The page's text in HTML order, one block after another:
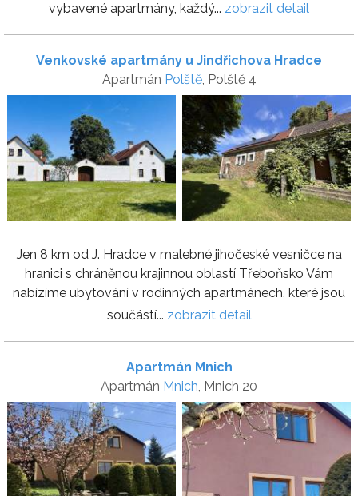
vybavené apartmány, každý... zobrazit detail
Venkovské apartmány u Jindřichova Hradce
Apartmán Polště, Polště 4
Jen 8 km od J. Hradce v malebné jihočeské vesničce na
hranici s chráněnou krajinnou oblastí Třeboňsko Vám
nabízíme ubytování v rodinných apartmánech, které jsou
součástí... zobrazit detail
Apartmán Mnich
Apartmán Mnich, Mnich 20